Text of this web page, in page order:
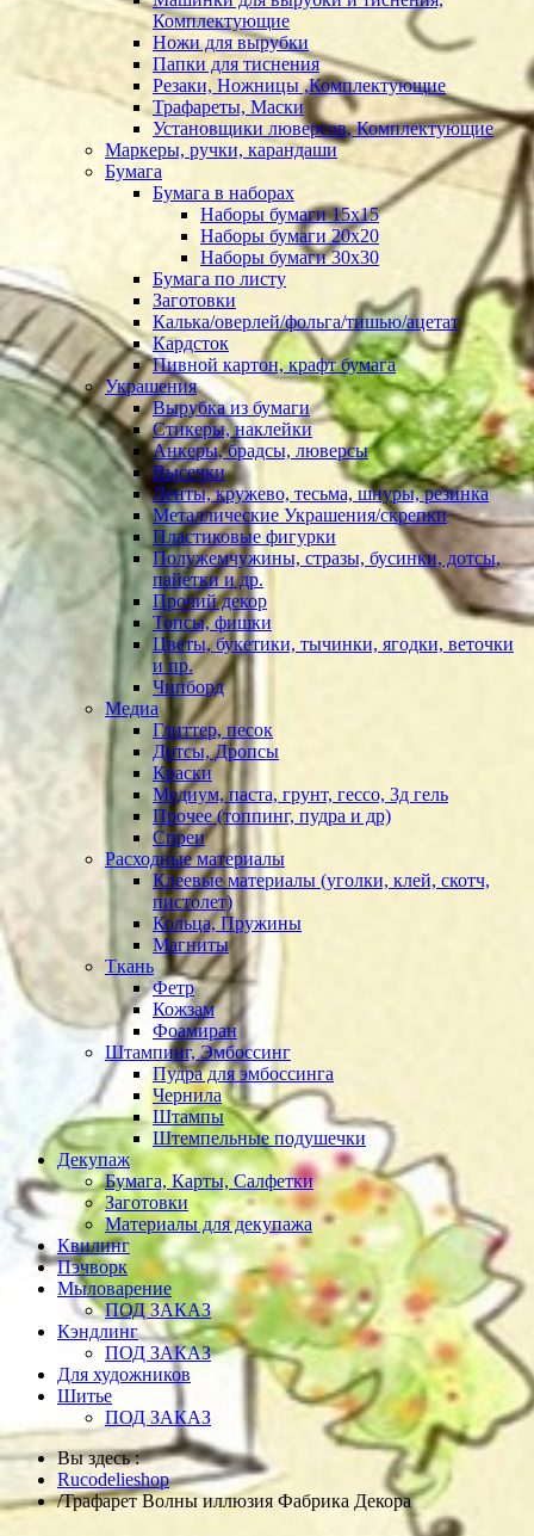
Комплектующие
Ножи для вырубки
Папки для тиснения
Резаки, Ножницы ,Комплектующие
Трафареты, Маски
Установщики люверсов, Комплектующие
Маркеры, ручки, карандаши
Бумага
Бумага в наборах
Наборы бумаги 15х15
Наборы бумаги 20х20
Наборы бумаги 30х30
Бумага по листу
Заготовки
Калька/оверлей/фольга/тишью/ацетат
Кардсток
Пивной картон, крафт бумага
Украшения
Вырубка из бумаги
Стикеры, наклейки
Анкеры, брадсы, люверсы
Высечки
Ленты, кружево, тесьма, шнуры, резинка
Металлические Украшения/скрепки
Пластиковые фигурки
Полужемчужины, стразы, бусинки, дотсы,
пайетки и др.
Прочий декор
Топсы, фишки
Цветы, букетики, тычинки, ягодки, веточки
и пр.
Чипборд
Медиа
Глиттер, песок
Дотсы, Дропсы
Краски
Медиум, паста, грунт, гессо, 3д гель
Прочее (топпинг, пудра и др)
Спреи
Расходные материалы
Клеевые материалы (уголки, клей, скотч,
пистолет)
Кольца, Пружины
Магниты
Ткань
Фетр
Кожзам
Фоамиран
Штампинг, Эмбоссинг
Пудра для эмбоссинга
Чернила
Штампы
Штемпельные подушечки
Декупаж
Бумага, Карты, Салфетки
Заготовки
Материалы для декупажа
Квилинг
Пэчворк
Мыловарение
ПОД ЗАКАЗ
Кэндлинг
ПОД ЗАКАЗ
Для художников
Шитье
ПОД ЗАКАЗ
Вы здесь :
Rucodelieshop
/Трафарет Волны иллюзия Фабрика Декора